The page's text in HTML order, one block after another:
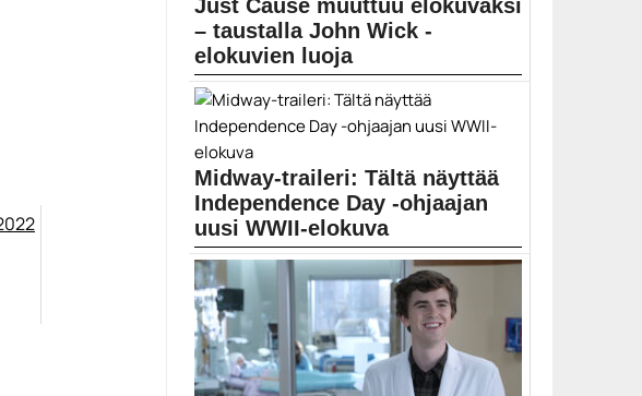
Just Cause muuttuu elokuvaksi
– taustalla John Wick -
elokuvien luoja
Jo neljänteen osaan ehtinyt Just Cause on
kääntymässä...
Constantin Films
Midway-traileri: Tältä näyttää
Independence Day -ohjaajan
uusi WWII-elokuva
Roland Emmerichin ohjaama sotaelokuva Midway saa
ensi-iltansa marraskuussa....
Ed Skrein